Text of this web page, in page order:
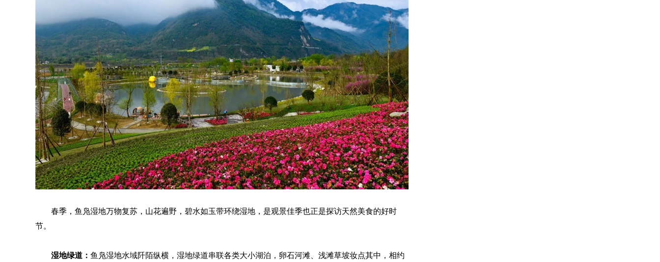
春季，鱼凫湿地万物复苏，山花遍野，碧水如玉带环绕湿地，是观景佳季也正是探访天然美食的好时
节。
湿地绿道： 鱼凫湿地水域阡陌纵横，湿地绿道串联各类大小湖泊，卵石河滩、浅滩草坡妆点其中，相约